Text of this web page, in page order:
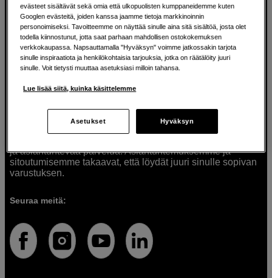
Ratkaisuja luoville ihmisille jo vuodesta
1982
Olemme Scandinavian Photolla jo yli 40 vuoden ajan
auttaneet luovia ihmisiä toteuttamaan visioitaan.
Tarjoamme inspiraatiota, asiantuntemusta ja tuotteita
muun muassa valokuvauksen, äänen, videokuvauksen ja
musiikin ja taiteen harrastajia. Oikeilla työkaluilla ideat
muuttuvat todellisuudeksi. Autamme sinua valitsemaan
ja asiantuntevaa palvelua. Asiantuntemuksemme ja
sitoutumisemme takaavat, että löydät juuri sinulle sopivan
varustuksen.
Seuraa meitä:
evästeet sisältävät sekä omia että ulkopuolisten kumppaneidemme kuten
Googlen evästeitä, joiden kanssa jaamme tietoja markkinoinnin
personoimiseksi. Tavoitteemme on näyttää sinulle aina sitä sisältöä, josta olet
todella kiinnostunut, jotta saat parhaan mahdollisen ostokokemuksen
verkkokaupassa. Napsauttamalla "Hyväksyn" voimme jatkossakin tarjota
sinulle inspiraatiota ja henkilökohtaisia tarjouksia, jotka on räätälöity juuri
sinulle. Voit tietysti muuttaa asetuksiasi milloin tahansa.
Lue lisää siitä, kuinka käsittelemme
Asetukset Hyväksyn